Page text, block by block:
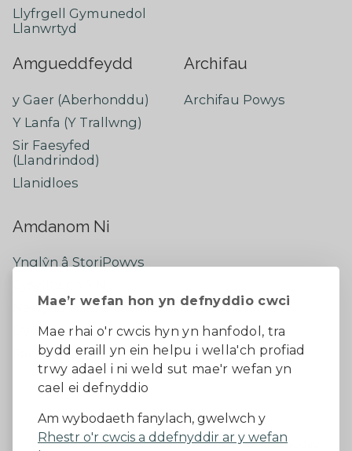
Mae’r wefan hon yn defnyddio cwci
Mae rhai o'r cwcis hyn yn hanfodol, tra
bydd eraill yn ein helpu i wella'ch profiad
trwy adael i ni weld sut mae'r wefan yn
cael ei defnyddio
Am wybodaeth fanylach, gwelwch y
Rhestr o'r cwcis a ddefnyddir ar y wefan
Llyfrgell Gymunedol
Llanwrtyd
Amgueddfeydd
y Gaer (Aberhonddu)
Y Lanfa (Y Trallwng)
Sir Faesyfed
(Llandrindod)
Llanidloes
Archifau
Archifau Powys
Amdanom Ni
Ynglŷn â StoriPowys
Newyddion Diweddaraf
Dywedwch eich barn
Facebook
Datganiad Hygyrchedd
Diogelu Data a Phreifatrwydd
Telerau ac amodau